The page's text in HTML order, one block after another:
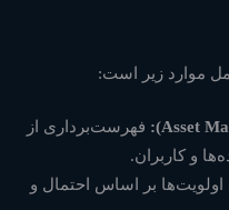
موارد زیر است:
فهرست‌برداری از
و کاربران.
اولویت‌ها بر اساس احتمال و